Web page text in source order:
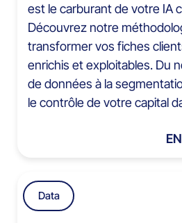
est le carburant de votre IA
Découvrez notre
transformer vos fiches
enrichis et exploitables. Du
de données à la
le contrôle de votre capital
Data